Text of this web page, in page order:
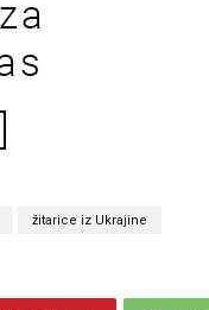
žitarice iz Ukrajine